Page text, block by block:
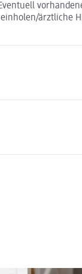
einholen/ärztliche